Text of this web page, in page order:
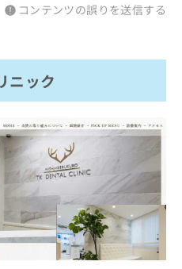
コンテンツの誤りを送信する
ニック